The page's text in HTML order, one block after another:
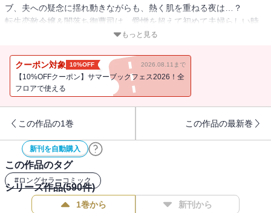
ブ、夫への疑念に揺れ動きながらも、熱く肌を重ねる夜は…？
転生恋敵令嬢＆闇落ち御曹司は、愛憎を超えて初めて夫婦らしい時
愛されすぎてカラダがもたない!?
アラサー女子は、年下大学生彼氏の妄想を叶えるストッキングプレ
イでとろとろにされて…☆
原作・宮城杏奈/作画・響あい「旦那様はすべてを与える」
今は言えないことがあっても…本当に愛してる。若社長＆18歳JKの1
億円契約結婚ラブ、胸の奥の秘密を振り払うように、2人は熱く肌を
重ねて…☆
五条うるの「復讐にもえる冷徹社長に、なぜか溺愛されてます」
今は、オレの側にいろ。転生恋敵令嬢×闇落ち御曹司の愛憎ラブ、令
もっと見る
クーポン対象 10%OFF 2026.08.11まで
【10%OFFクーポン】サマーブックフェス2026！全
フロアで使える
この作品の1巻 この作品の最新巻
新刊を自動購入
この作品のタグ
#ロングセラーコミック
シリーズ作品(590件)
1巻から 新刊から